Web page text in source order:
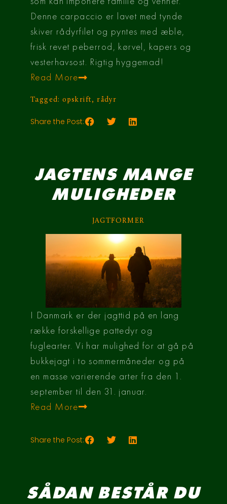
Denne carpaccio er lavet med tynde
skiver rådyrfilet og pyntes med æble,
frisk revet peberrod, kørvel, kapers og
vesterhavsost. Rigtig hyggemad!
Read More
Tagged:opskrift,rådyr
Share the Post:
JAGTENS MANGE
MULIGHEDER
JAGTFORMER
I Danmark er der jagttid på en lang
række forskellige pattedyr og
fuglearter. Vi har mulighed for at gå på
bukkejagt i to sommermåneder og på
en masse varierende arter fra den 1.
september til den 31. januar.
Read More
Share the Post:
SÅDAN BESTÅR DU